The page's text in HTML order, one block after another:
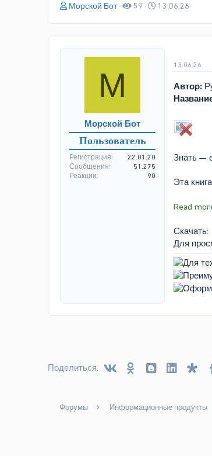
А
о
р
Морской Бот 59
Д
а
н
13.06.26
М
Морской Бот
Пользователь
Регистрация
22.01.20
Сообщения
51.275
Реакции
90
13.06.26
Автор:
Знать —
Эта
Read
Скачать:
Для
Поделиться: VkontakteOdnoklassniki
BloggerLinked In
Форумы Информационные продукты